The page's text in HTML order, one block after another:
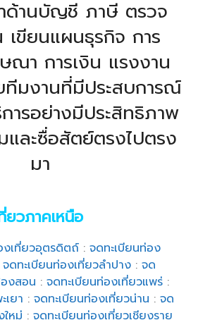
ด้านบัญชี ภาษี ตรวจ
เขียนแผนธุรกิจ การ
ณา การเงิน แรงงาน
มงานที่มีประสบการณ์
ารอย่างมีประสิทธิภาพ
และซื่อสัตย์ตรงไปตรง
มา
ยวภาคเหนือ
งเที่ยวอุตรดิตถ์: จดทะเบียนท่อง
จดทะเบียนท่องเที่ยวลำปาง: จด
งสอน :จดทะเบียนท่องเที่ยวแพร่ :
เยา :จดทะเบียนท่องเที่ยวน่าน :จด
ใหม่ :จดทะเบียนท่องเที่ยวเชียงราย